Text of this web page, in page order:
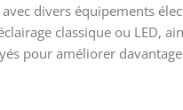
divers équipements
classique ou LED,
pour améliorer